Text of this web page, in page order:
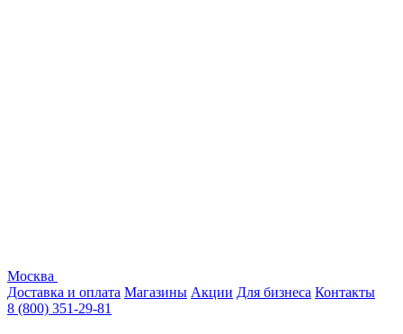
Москва
Доставка и оплата Магазины Акции Для бизнеса Контакты
8 (800) 351-29-81